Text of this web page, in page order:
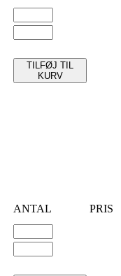
TILFØJ TIL
KURV
ANTAL PRIS